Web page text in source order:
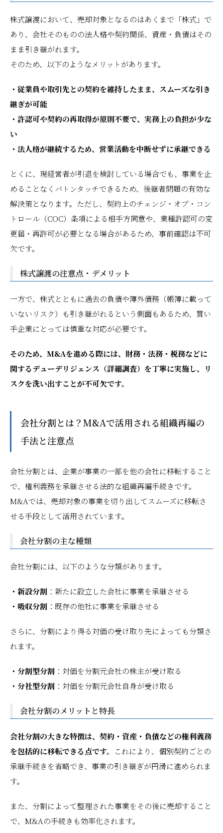
株式譲渡において、売却対象となるのはあくまで「株式」で
あり、会社そのものの法人格や契約関係、資産・負債はその
まま引き継がれます。
そのため、以下のようなメリットがあります。
・従業員や取引先との契約を維持したまま、スムーズな引き
継ぎが可能
・許認可や契約の再取得が原則不要で、実務上の負担が少な
い
・法人格が継続するため、営業活動を中断せずに承継できる
とくに、現経営者が引退を検討している場合でも、事業を止
めることなくバトンタッチできるため、後継者問題の有効な
解決策となります。ただし、契約上のチェンジ・オブ・コン
トロール（COC）条項による相手方同意や、業種許認可の変
更届・再許可が必要となる場合があるため、事前確認は不可
欠です。
株式譲渡の注意点・デメリット
一方で、株式とともに過去の負債や簿外債務（帳簿に載って
いないリスク）も引き継がれるという側面もあるため、買い
手企業にとっては慎重な対応が必要です。
そのため、M&Aを進める際には、財務・法務・税務などに
関するデューデリジェンス（詳細調査）を丁寧に実施し、リ
スクを洗い出すことが不可欠です。
会社分割とは？M&Aで活用される組織再編の
手法と注意点
会社分割とは、企業が事業の一部を他の会社に移転すること
で、権利義務を承継させる法的な組織再編手続きです。
M&Aでは、売却対象の事業を切り出してスムーズに移転さ
せる手段として活用されています。
会社分割の主な種類
会社分割には、以下のような分類があります。
・新設分割 ：新たに設立した会社に事業を承継させる
・吸収分割 ：既存の他社に事業を承継させる
さらに、分割により得る対価の受け取り先によっても分類さ
れます。
・分割型分割 ：対価を分割元会社の株主が受け取る
・分社型分割 ：対価を分割元会社自身が受け取る
会社分割のメリットと特長
会社分割の大きな特徴は、契約・資産・負債などの権利義務
を包括的に移転できる点です。
これにより、個別契約ごとの
承継手続きを省略でき、事業の引き継ぎが円滑に進められま
す。
また、分割によって整理された事業をその後に売却すること
で、M&Aの手続きも効率化されます。